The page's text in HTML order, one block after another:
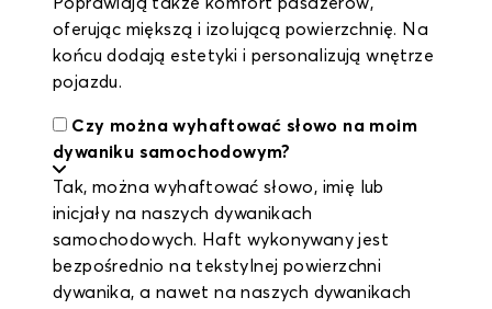
oferując miększą i izolującą powierzchnię. Na
końcu dodają estetyki i personalizują wnętrze
pojazdu.
Czy można wyhaftować słowo na moim
dywaniku samochodowym?
Tak, można wyhaftować słowo, imię lub
inicjały na naszych dywanikach
samochodowych. Haft wykonywany jest
bezpośrednio na tekstylnej powierzchni
dywanika, a nawet na naszych dywanikach